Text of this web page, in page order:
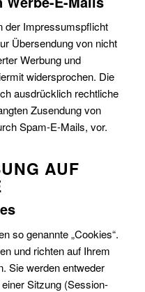
der Impressumspflicht
Übersendung von nicht
Werbung und
widersprochen. Die
ausdrücklich rechtliche
Zusendung von
Spam-E-Mails, vor.
AUF
so genannte „Cookies“.
und richten auf Ihrem
Sie werden entweder
Sitzung (Session-